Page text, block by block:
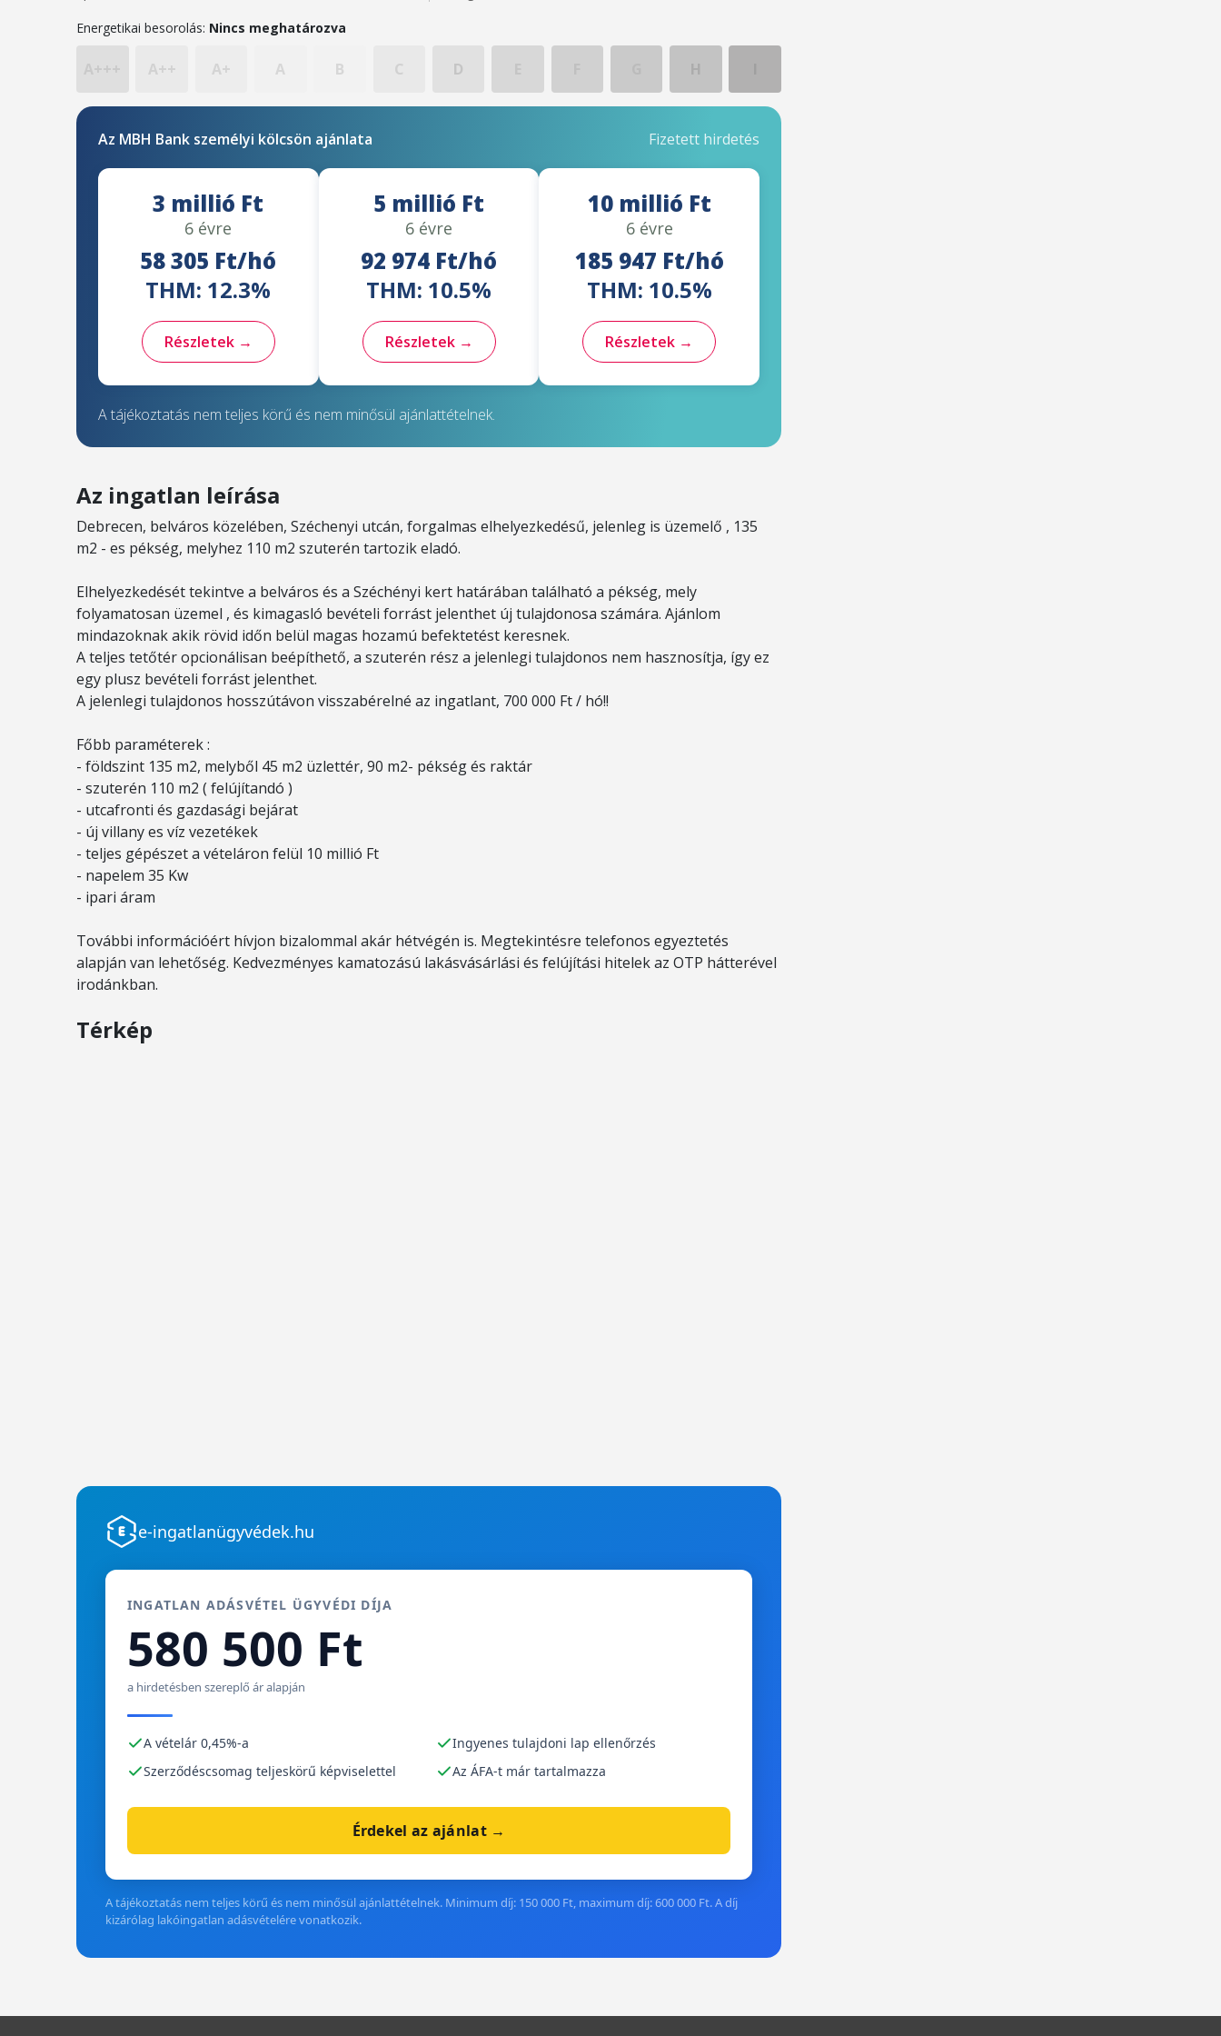
Energetikai besorolás: Nincs meghatározva
A++ A+ A B C D
Az MBH Bank személyi kölcsön ajánlata Fizetett hirdetés
3 millió Ft
6 évre
58 305 Ft/hó
THM: 12.3%
Részletek →
5 millió Ft
6 évre
92 974 Ft/hó
THM: 10.5%
Részletek →
10 millió Ft
6 évre
185 947 Ft/hó
THM: 10.5%
Részletek →
A tájékoztatás nem teljes körű és nem minősül ajánlattételnek.
Az ingatlan leírása
Debrecen, belváros közelében, Széchenyi utcán, forgalmas elhelyezkedésű, jelenleg is üzemelő , 135
m2 - es pékség, melyhez 110 m2 szuterén tartozik eladó.
Elhelyezkedését tekintve a belváros és a Széchényi kert határában található a pékség, mely
folyamatosan üzemel , és kimagasló bevételi forrást jelenthet új tulajdonosa számára. Ajánlom
mindazoknak akik rövid időn belül magas hozamú befektetést keresnek.
A teljes tetőtér opcionálisan beépíthető, a szuterén rész a jelenlegi tulajdonos nem hasznosítja, így ez
egy plusz bevételi forrást jelenthet.
A jelenlegi tulajdonos hosszútávon visszabérelné az ingatlant, 700 000 Ft / hó!!
Főbb paraméterek :
- földszint 135 m2, melyből 45 m2 üzlettér, 90 m2- pékség és raktár
- szuterén 110 m2 ( felújítandó )
- utcafronti és gazdasági bejárat
- új villany es víz vezetékek
- teljes gépészet a vételáron felül 10 millió Ft
- napelem 35 Kw
- ipari áram
További információért hívjon bizalommal akár hétvégén is. Megtekintésre telefonos egyeztetés
alapján van lehetőség. Kedvezményes kamatozású lakásvásárlási és felújítási hitelek az OTP hátterével
irodánkban.
Térkép
e-ingatlanügyvédek.hu
INGATLAN ADÁSVÉTEL ÜGYVÉDI DÍJA
580 500 Ft
a hirdetésben szereplő ár alapján
A vételár 0,45%-a
Szerződéscsomag teljeskörű képviselettel
Ingyenes tulajdoni lap ellenőrzés
Az ÁFA-t már tartalmazza
Érdekel az ajánlat →
A tájékoztatás nem teljes körű és nem minősül ajánlattételnek. Minimum díj: 150 000 Ft, maximum díj: 600 000 Ft. A díj
kizárólag lakóingatlan adásvételére vonatkozik.